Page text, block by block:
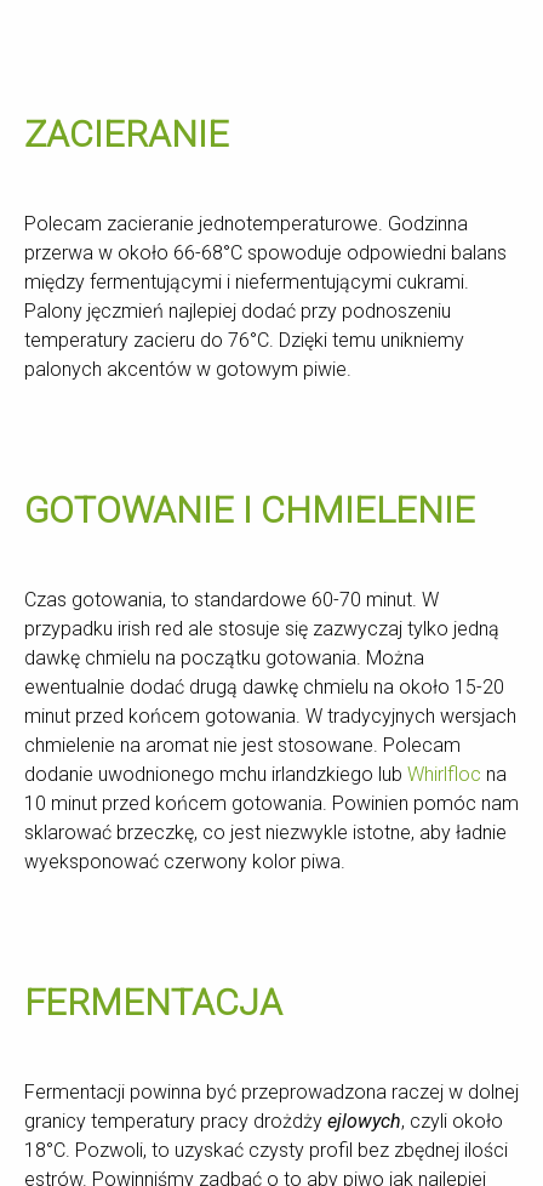
ZACIERANIE
Polecam zacieranie jednotemperaturowe. Godzinna
przerwa w około 66-68°C spowoduje odpowiedni balans
między fermentującymi i niefermentującymi cukrami.
Palony jęczmień najlepiej dodać przy podnoszeniu
temperatury zacieru do 76°C. Dzięki temu unikniemy
palonych akcentów w gotowym piwie.
GOTOWANIE I CHMIELENIE
Czas gotowania, to standardowe 60-70 minut. W
przypadku irish red ale stosuje się zazwyczaj tylko jedną
dawkę chmielu na początku gotowania. Można
ewentualnie dodać drugą dawkę chmielu na około 15-20
minut przed końcem gotowania. W tradycyjnych wersjach
chmielenie na aromat nie jest stosowane. Polecam
dodanie uwodnionego mchu irlandzkiego lub Whirlfloc na
10 minut przed końcem gotowania. Powinien pomóc nam
sklarować brzeczkę, co jest niezwykle istotne, aby ładnie
wyeksponować czerwony kolor piwa.
FERMENTACJA
Fermentacji powinna być przeprowadzona raczej w dolnej
granicy temperatury pracy drożdży ejlowych, czyli około
18°C. Pozwoli, to uzyskać czysty profil bez zbędnej ilości
estrów. Powinniśmy zadbać o to aby piwo jak najlepiej